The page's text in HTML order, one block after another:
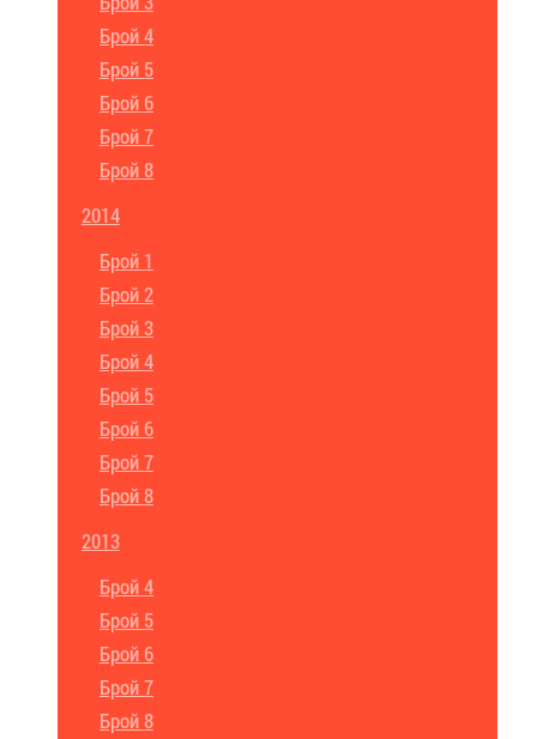
Брой 4
Брой 5
Брой 6
Брой 7
Брой 8
2014
Брой 1
Брой 2
Брой 3
Брой 4
Брой 5
Брой 6
Брой 7
Брой 8
2013
Брой 4
Брой 5
Брой 6
Брой 7
Брой 8